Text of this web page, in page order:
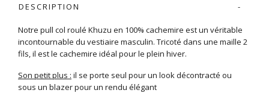
DESCRIPTION
Notre pull col roulé Khuzu en 100% cachemire est un véritable
incontournable du vestiaire masculin. Tricoté dans une maille 2
fils, il est le cachemire idéal pour le plein hiver.
Son petit plus : il se porte seul pour un look décontracté ou
sous un blazer pour un rendu élégant